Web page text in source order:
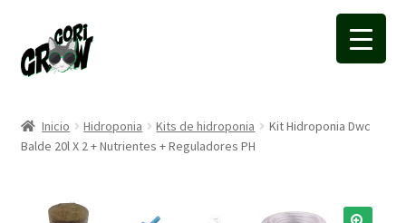
a
la
a
la
Inicio Hidroponia Kits de hidroponia
Kit Hidroponia Dwc
Balde 20l X 2 + Nutrientes + Reguladores PH